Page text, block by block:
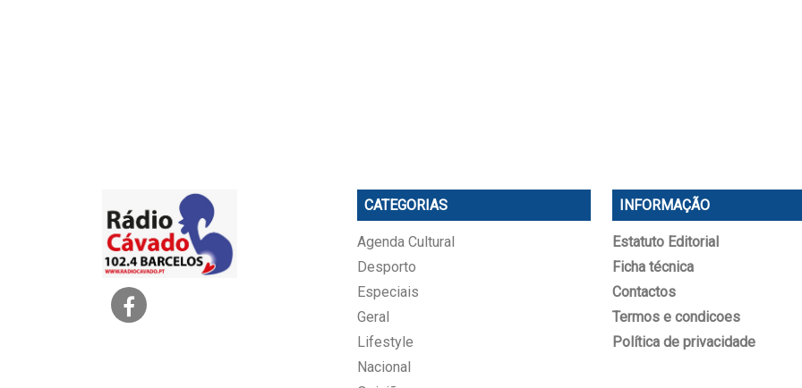
CATEGORIAS
Agenda Cultural
Desporto
Especiais
Geral
Lifestyle
Nacional
INFORMAÇÃO
Estatuto Editorial
Ficha técnica
Contactos
Termos e condicoes
Política de privacidade